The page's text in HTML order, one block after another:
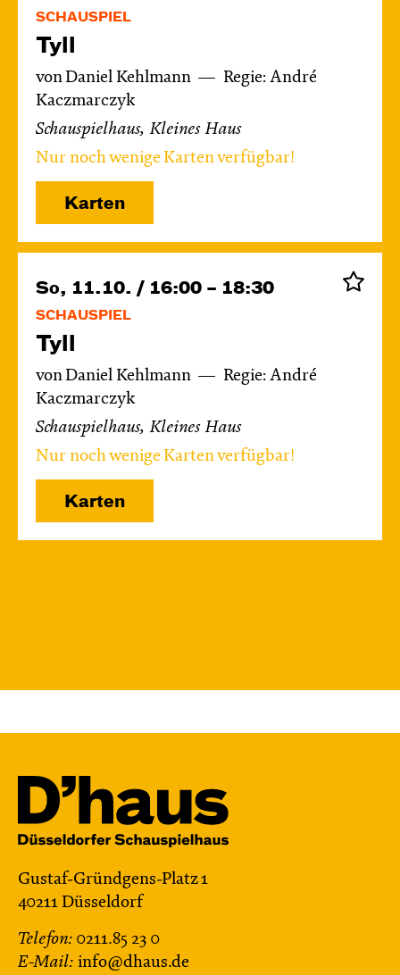
SCHAUSPIEL
Tyll
von Daniel Kehlmann
Regie: André
Kaczmarczyk
Schauspielhaus, Kleines Haus
Nur noch wenige Karten verfügbar!
Karten
So, 11.10. / 16:00 – 18:30
SCHAUSPIEL
Tyll
von Daniel Kehlmann
Regie: André
Kaczmarczyk
Schauspielhaus, Kleines Haus
Nur noch wenige Karten verfügbar!
Karten
Gustaf-Gründgens-Platz 1
40211 Düsseldorf
Telefon: 0211.85 23 0
E-Mail: info@dhaus.de